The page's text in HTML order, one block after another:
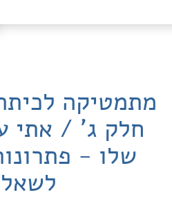
מתמטיקה
חלק ג' / אתי
שלו -